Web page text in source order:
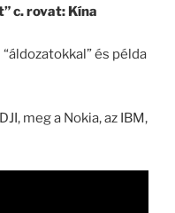
c. rovat: Kína
és példa
meg a Nokia, az IBM,